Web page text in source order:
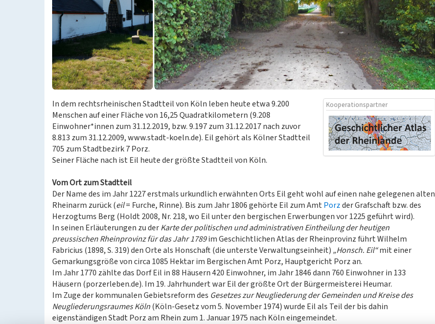
Kooperationspartner
In dem rechtsrheinischen Stadtteil von Köln leben heute etwa 9.200
Menschen auf einer Fläche von 16,25 Quadratkilometern (9.208
Einwohner*innen zum 31.12.2019, bzw. 9.197 zum 31.12.2017 nach zuvor
8.813 zum 31.12.2009, www.stadt-koeln.de). Eil gehört als Kölner Stadtteil
705 zum Stadtbezirk 7 Porz.
Seiner Fläche nach ist Eil heute der größte Stadtteil von Köln.
Vom Ort zum Stadtteil
Der Name des im Jahr 1227 erstmals urkundlich erwähnten Orts Eil geht wohl auf einen nahe gelegenen alten
Rheinarm zurück (eil= Furche, Rinne). Bis zum Jahr 1806 gehörte Eil zum Amt Porzder Grafschaft bzw. des
Herzogtums Berg (Holdt 2008, Nr. 218, wo Eil unter den bergischen Erwerbungen vor 1225 geführt wird).
In seinen Erläuterungen zu derKarte der politischen und administrativen Eintheilung der heutigen
preussischen Rheinprovinz für das Jahr 1789im Geschichtlichen Atlas der Rheinprovinz führt Wilhelm
Fabricius (1898, S. 319) den Orte als Honschaft (die unterste Verwaltungseinheit) „Honsch. Eil“mit einer
Gemarkungsgröße von circa 1085 Hektar im Bergischen Amt Porz, Hauptgericht Porz an.
Im Jahr 1770 zählte das Dorf Eil in 88 Häusern 420 Einwohner, im Jahr 1846 dann 760 Einwohner in 133
Häusern (porzerleben.de). Im 19. Jahrhundert war Eil der größte Ort der Bürgermeisterei Heumar.
Im Zuge der kommunalen Gebietsreform des Gesetzes zur Neugliederung der Gemeinden und Kreise des
Neugliederungsraumes Köln(Köln-Gesetz vom 5. November 1974) wurde Eil als Teil der bis dahin
eigenständigen Stadt Porz am Rhein zum 1. Januar 1975 nach Köln eingemeindet.